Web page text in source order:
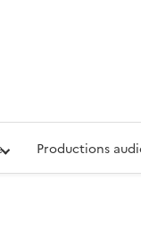
Défense (ECPAD)
Productions